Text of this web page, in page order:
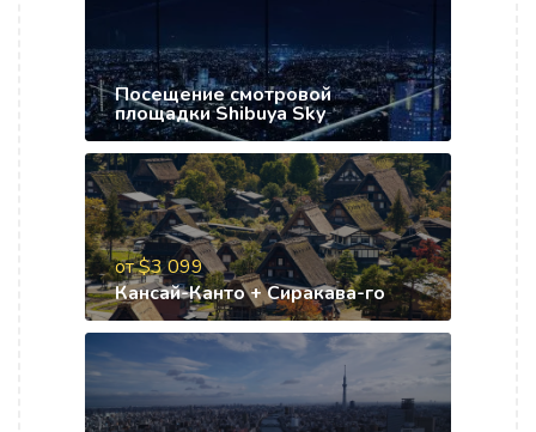
Посещение смотровой
площадки Shibuya Sky
от $3 099
Кансай-Канто + Сиракава-го